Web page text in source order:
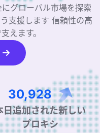
グローバル市場を探索
支援します 信頼性の高
えます。
48,569
日追加された新しい
プロキシ